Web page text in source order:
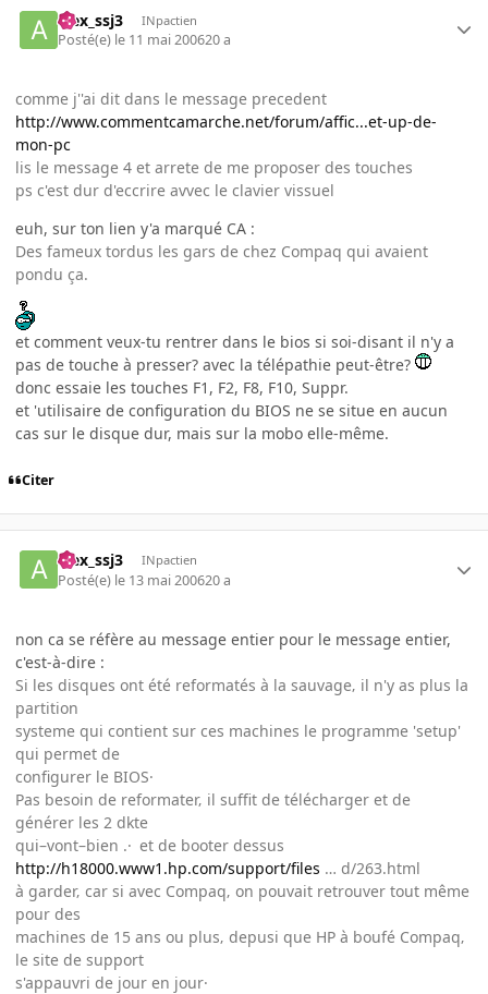
alex_ssj3 INpactien
Posté(e) le 11 mai 200620 a
comme j''ai dit dans le message precedent
http://www.commentcamarche.net/forum/affic...et-up-de-
mon-pc
lis le message 4 et arrete de me proposer des touches
ps c'est dur d'eccrire avvec le clavier vissuel
euh, sur ton lien y'a marqué CA :
Des fameux tordus les gars de chez Compaq qui avaient
pondu ça.
et comment veux-tu rentrer dans le bios si soi-disant il n'y a
pas de touche à presser? avec la télépathie peut-être?
donc essaie les touches F1, F2, F8, F10, Suppr.
et 'utilisaire de configuration du BIOS ne se situe en aucun
cas sur le disque dur, mais sur la mobo elle-même.
Citer
alex_ssj3 INpactien
Posté(e) le 13 mai 200620 a
non ca se réfère au message entier pour le message entier,
c'est-à-dire :
Si les disques ont été reformatés à la sauvage‚ il n'y as plus la
partition
systeme qui contient sur ces machines le programme 'setup'
qui permet de
configurer le BIOS·
Pas besoin de reformater‚ il suffit de télécharger et de
générer les 2 dkte
qui–vont–bien .· et de booter dessus
http://h18000.www1.hp.com/support/files … d/263.html
à garder‚ car si avec Compaq‚ on pouvait retrouver tout même
pour des
machines de 15 ans ou plus‚ depusi que HP à boufé Compaq‚
le site de support
s'appauvri de jour en jour·